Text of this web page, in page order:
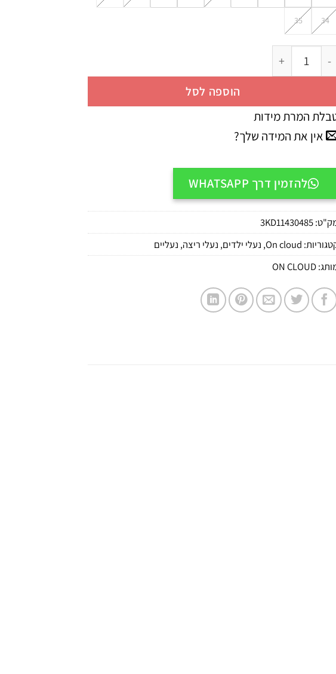
34
35
כמות של Cloud Play All Black נעלי ריצה און קלאוד לילדים
הוספה לסל
המרת מידות
אין את המידה שלך?
להזמין דרך WHATSAPP
3KD11430485
On cloud
, נעלי ילדים, נעלי ריצה, נעליים
ON CLOUD